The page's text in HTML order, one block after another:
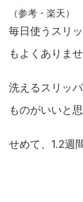
（参考・楽天）
毎日使うスリ
もよくありませ
洗えるスリッ
ものがいいと思
せめて、1.2週